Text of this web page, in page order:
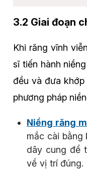
3.2 Giai đoạn
Khi răng vĩnh
sĩ tiến hành
đều và đưa
phương pháp
Niềng răng
mắc cài bằng
dây cung để
về vị trí đúng.